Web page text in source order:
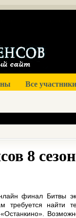
Все участники
8
финал Битвы
требуется найти